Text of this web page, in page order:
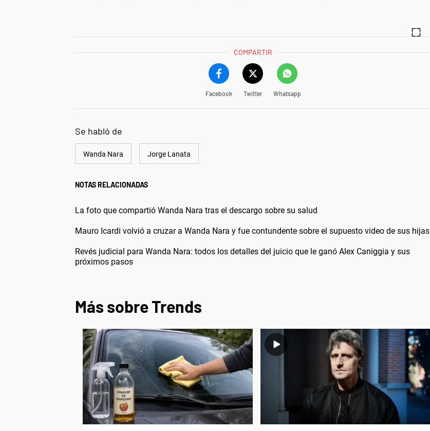
COMPARTIR
Facebook Twitter Whatsapp
Se habló de
Wanda Nara Jorge Lanata
NOTAS RELACIONADAS
La foto que compartió Wanda Nara tras el descargo sobre su salud
Mauro Icardi volvió a cruzar a Wanda Nara y fue contundente sobre el supuesto video de sus hijas
Revés judicial para Wanda Nara: todos los detalles del juicio que le ganó Alex Caniggia y sus
próximos pasos
Más sobre Trends